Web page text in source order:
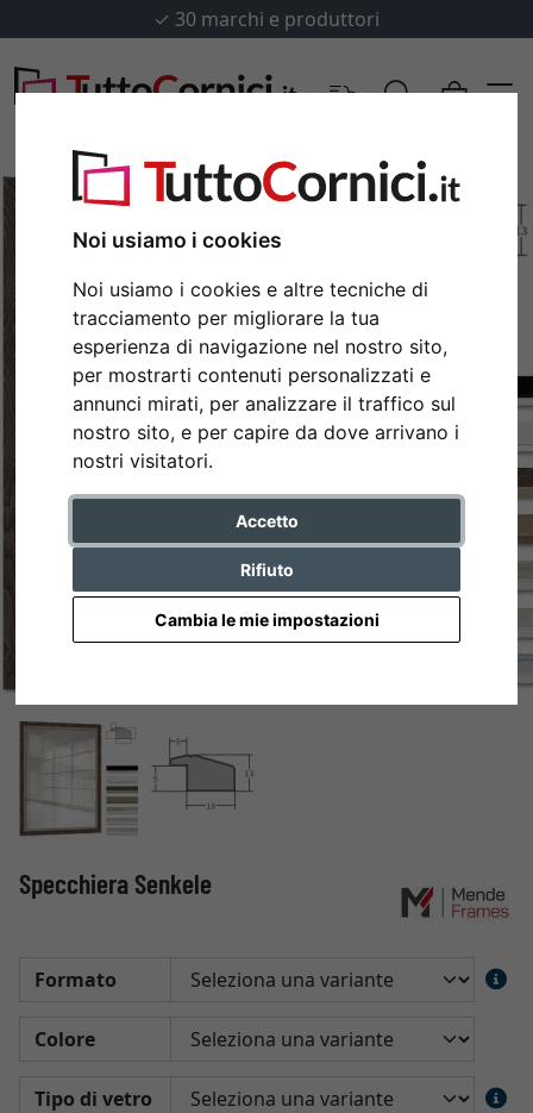
Noi usiamo i cookies
Noi usiamo i cookies e altre tecniche di
tracciamento per migliorare la tua
esperienza di navigazione nel nostro sito,
per mostrarti contenuti personalizzati e
annunci mirati, per analizzare il traffico sul
nostro sito, e per capire da dove arrivano i
nostri visitatori.
Accetto
Rifiuto
Cambia le mie impostazioni
✓ 30 marchi e produttori
Indietro
Specchiera Senkele
Formato
Colore
Tipo di vetro